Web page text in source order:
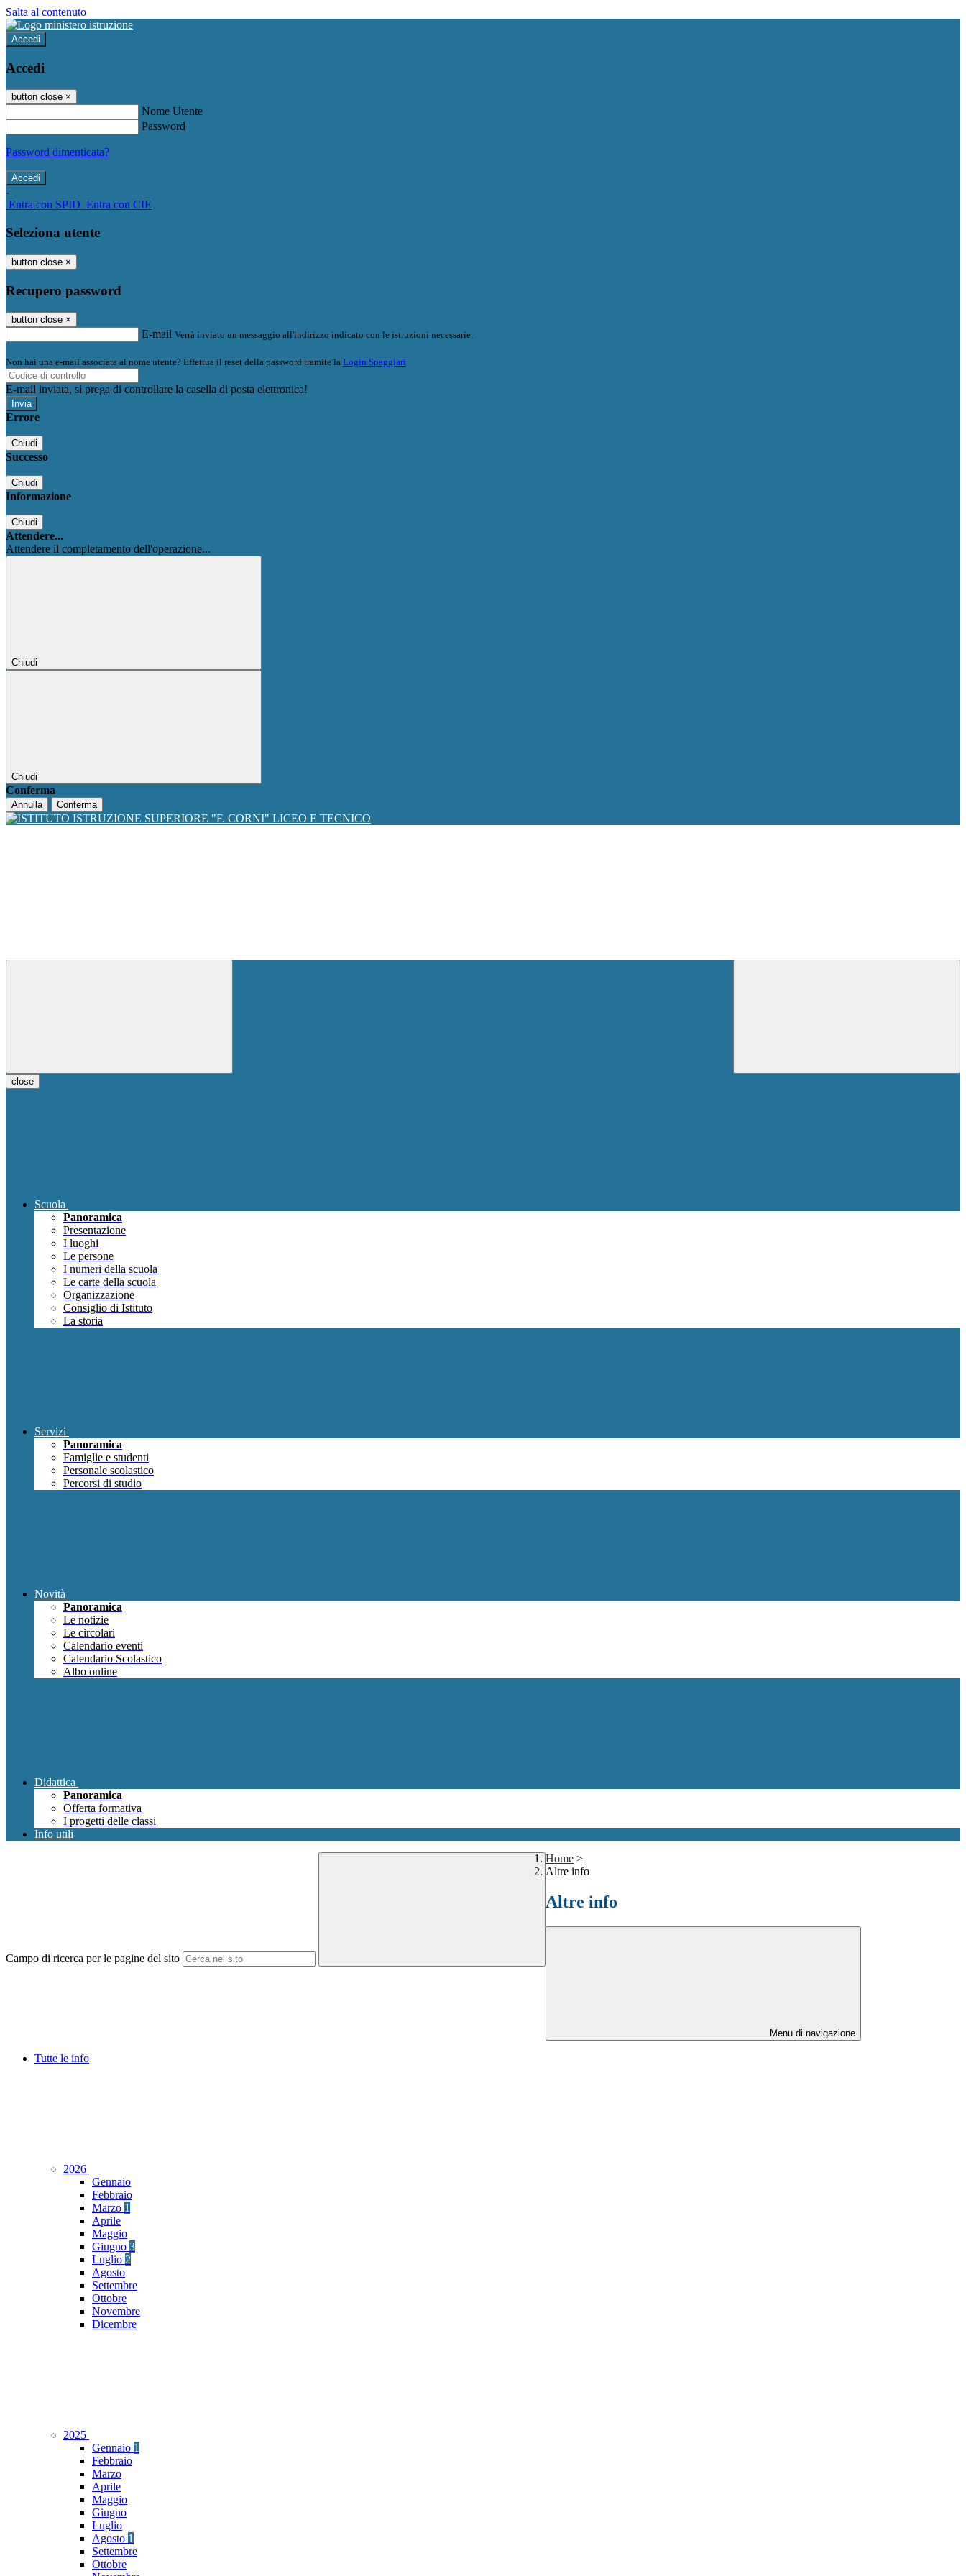
Salta al contenuto
Accedi
Accedi
button close ×
Nome Utente
Password
Password dimenticata?
-
Entra con SPID Entra con CIE
Seleziona utente
button close ×
Recupero password
button close ×
E-mail Verrà inviato un messaggio all'indirizzo indicato con le istruzioni necessarie.
Non hai una e-mail associata al nome utente? Effettua il reset della password tramite la Login Spaggiari
E-mail inviata, si prega di controllare la casella di posta elettronica!
Errore
Chiudi
Successo
Chiudi
Informazione
Chiudi
Attendere...
Attendere il completamento dell'operazione...
Chiudi
Chiudi
Conferma
Annulla Conferma
close
Scuola
Panoramica
Presentazione
I luoghi
Le persone
I numeri della scuola
Le carte della scuola
Organizzazione
Consiglio di Istituto
La storia
Servizi
Panoramica
Famiglie e studenti
Personale scolastico
Percorsi di studio
Novità
Panoramica
Le notizie
Le circolari
Calendario eventi
Calendario Scolastico
Albo online
Didattica
Panoramica
Offerta formativa
I progetti delle classi
Info utili
Campo di ricerca per le pagine del sito
Home >
Altre info
Altre info
Menu di navigazione
Tutte le info
2026
Gennaio
Febbraio
Marzo 1
Aprile
Maggio
Giugno 3
Luglio 2
Agosto
Settembre
Ottobre
Novembre
Dicembre
2025
Gennaio 1
Febbraio
Marzo
Aprile
Maggio
Giugno
Luglio
Agosto 1
Settembre
Ottobre